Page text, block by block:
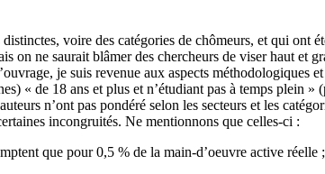
voire des catégories de chômeurs, et qui ont
on ne saurait blâmer des chercheurs de viser haut et
je suis revenue aux aspects méthodologiques
« de 18 ans et plus et n’étudiant pas à temps plein »
n’ont pas pondéré selon les secteurs et les
incongruités. Ne mentionnons que celles-ci :
que pour 0,5 % de la main-d’oeuvre active réelle ;